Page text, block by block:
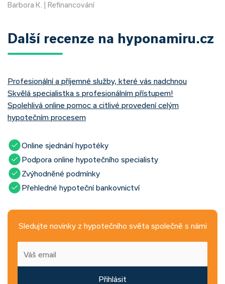
Barbora K. | Refinancování
Další recenze na hyponamiru.cz
Profesionální a příjemné služby, které vás nadchnou
Skvělá specialistka s profesionálním přístupem!
Spolehlivá online pomoc a citlivé provedení celým
hypotečním procesem
Online sjednání hypotéky
Podpora online hypotečního specialisty
Zvýhodněné podmínky
Přehledné hypoteční bankovnictví
Sledujte novinky z hypotečního světa společně s námi
Přihlásit